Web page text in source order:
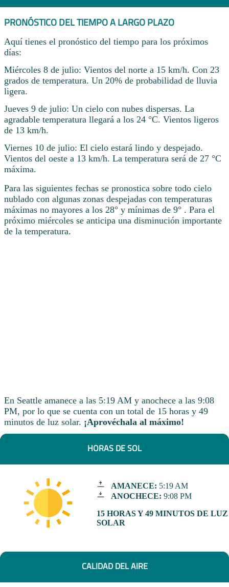
PRONÓSTICO DEL TIEMPO A LARGO PLAZO
Aquí tienes el pronóstico del tiempo para los próximos
días:
Miércoles 8 de julio: Vientos del norte a 15 km/h. Con 23
grados de temperatura. Un 20% de probabilidad de lluvia
ligera.
Jueves 9 de julio: Un cielo con nubes dispersas. La
agradable temperatura llegará a los 24 °C. Vientos ligeros
de 13 km/h.
Viernes 10 de julio: El cielo estará lindo y despejado.
Vientos del oeste a 13 km/h. La temperatura será de 27 °C
máxima.
Para las siguientes fechas se pronostica sobre todo cielo
nublado con algunas zonas despejadas con temperaturas
máximas no mayores a los 28° y mínimas de 9° . Para el
próximo miércoles se anticipa una disminución importante
de la temperatura.
En Seattle amanece a las 5:19 AM y anochece a las 9:08
PM, por lo que se cuenta con un total de 15 horas y 49
minutos de luz solar. ¡Aprovéchala al máximo!
HORAS DE SOL
AMANECE: 5:19 AM
ANOCHECE: 9:08 PM
15 HORAS Y 49 MINUTOS DE LUZ
SOLAR
CALIDAD DEL AIRE